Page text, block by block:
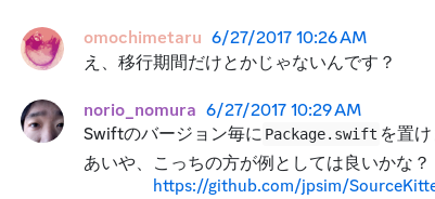
omochimetaru 6/27/2017 10:26 AM
え、移行期間だけとかじゃないんです？
norio_nomura 6/27/2017 10:29 AM
Swiftのバージョン毎に Package.swift を置け
あいや、こっちの方が例としては良いかな？
https://github.com/jpsim/